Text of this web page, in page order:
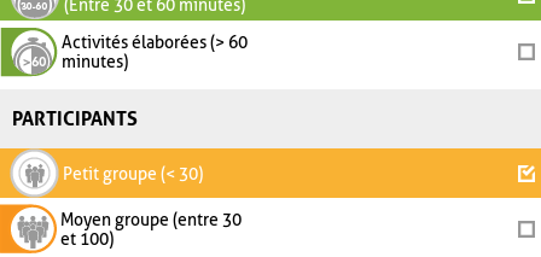
(Entre 30 et 60 minutes)
Activités élaborées (> 60
minutes)
PARTICIPANTS
Petit groupe (< 30)
Moyen groupe (entre 30
et 100)